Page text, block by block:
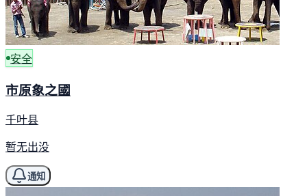
安全
市原象之國
千叶县
暂无出没
通知